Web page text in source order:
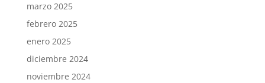
marzo 2025
febrero 2025
enero 2025
diciembre 2024
noviembre 2024